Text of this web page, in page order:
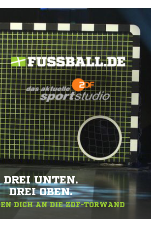
DREI UNTEN.
DREI OBEN.
DICH AN DIE ZDF-TORWAND